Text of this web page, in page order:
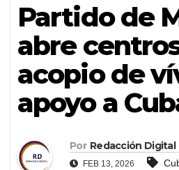
Partido de
abre
acopio de
apoyo a
Por Redacción Digital
FEB 13, 2026